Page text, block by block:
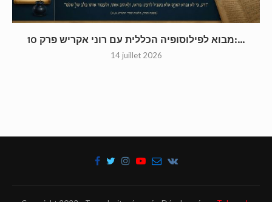
מבוא לפילוסופיה הכללית עם רוני אקריש פרק 10:...
14 juillet 2026